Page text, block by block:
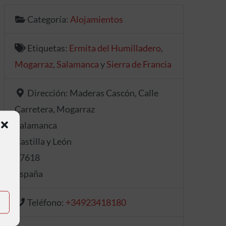
Categoría: Alojamientos
Etiquetas: Ermita del Humilladero,
Mogarraz, SalamancaySierra de Francia
Dirección: Maderas Cascón, Calle
Carretera, Mogarraz
Salamanca
Castilla y León
37618
España
Teléfono: +34923418180